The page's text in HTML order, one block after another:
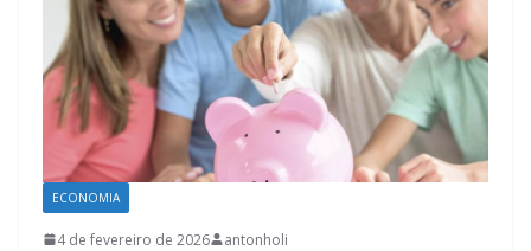
ECONOMIA
4 de fevereiro de 2026 antonholi